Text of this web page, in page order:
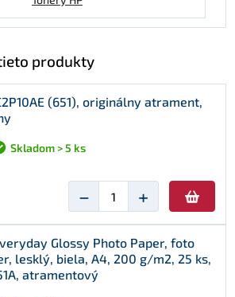
produkty
(651), originálny atrament,
Skladom > 5 ks
− +
Glossy Photo Paper, foto
lesklý, biela, A4, 200 g/m2, 25 ks,
atramentový